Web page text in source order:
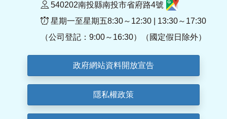
540202南投縣南投市省府路4號
星期一至星期五8:30～12:30 | 13:30～17:30
（公司登記：9:00～16:30）（國定假日除外）
政府網站資料開放宣告
隱私權政策